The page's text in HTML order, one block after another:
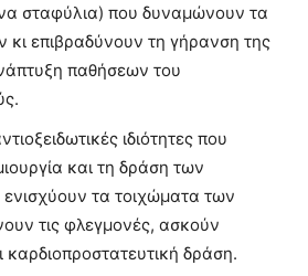
σταφύλια) που δυναμώνουν τα
κι επιβραδύνουν τη γήρανση της
παθήσεων του
ιδιότητες που
και τη δράση των
τα τοιχώματα των
τις φλεγμονές, ασκούν
καρδιοπροστατευτική δράση.